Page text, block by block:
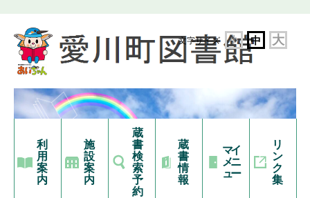
文字サイズ 小 中 大
利
用
案
内
施
設
案
内
蔵
書
検
索
予
約
蔵
書
情
報
マイ
メニ
ュー
リ
ン
ク
集